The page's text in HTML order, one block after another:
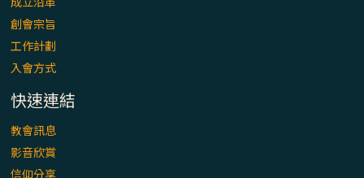
創會宗旨
工作計劃
入會方式
快速連結
教會訊息
影音欣賞
信仰分享